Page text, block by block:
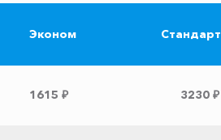
Эконом Стандарт
1615 ₽ 3230 ₽